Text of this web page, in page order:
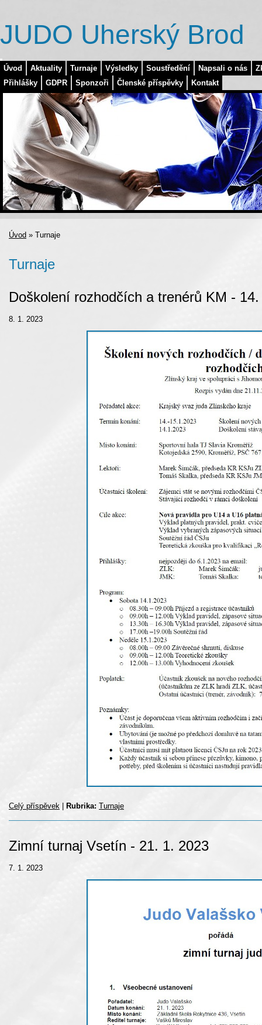
Úvod Aktuality Turnaje Výsledky Soustředění Napsali o nás
Přihlášky
GDPR Sponzoři Členské příspěvky Kontakt
JUDO Uherský Brod
Úvod » Turnaje
Turnaje
Doškolení rozhodčích a trenérů KM -
8. 1. 2023
Celý příspěvek Rubrika: Turnaje
Zimní turnaj Vsetín - 21. 1. 2023
7. 1. 2023